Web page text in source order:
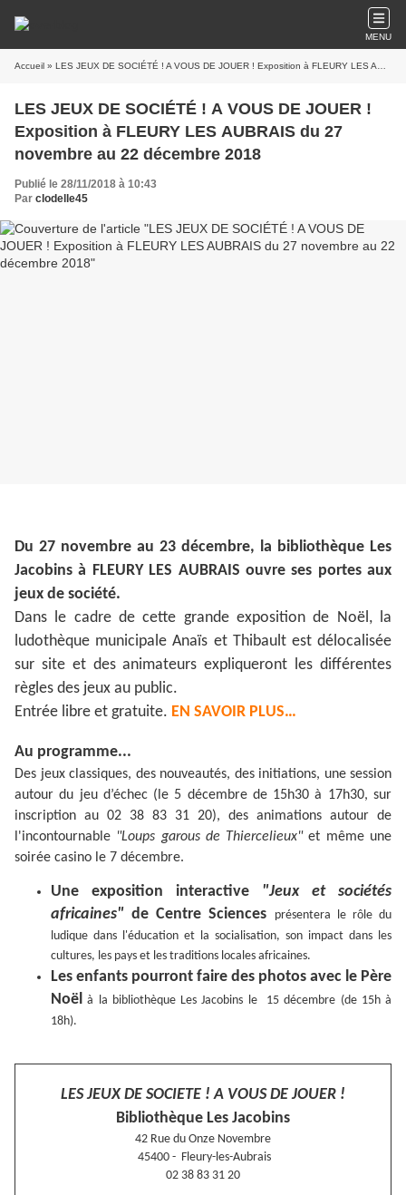
MENU
Accueil » LES JEUX DE SOCIÉTÉ ! A VOUS DE JOUER ! Exposition à FLEURY LES AUBRAIS du 27 novembre au 22 décembre 2018
LES JEUX DE SOCIÉTÉ ! A VOUS DE JOUER !
Exposition à FLEURY LES AUBRAIS du 27
novembre au 22 décembre 2018
Publié le 28/11/2018 à 10:43
Par clodelle45
Du 27 novembre au 23 décembre, la bibliothèque Les
Jacobins à FLEURY LES AUBRAIS ouvre ses portes aux
jeux de société.
Dans le cadre de cette grande exposition de Noël, la
ludothèque municipale Anaïs et Thibault est délocalisée
sur site et des animateurs expliqueront les différentes
règles des jeux au public.
Entrée libre et gratuite. EN SAVOIR PLUS…
Au programme...
Des jeux classiques, des nouveautés, des initiations, une session
autour du jeu d’échec (le 5 décembre de 15h30 à 17h30, sur
inscription au 02 38 83 31 20), des animations autour de
l'incontournable "Loups garous de Thiercelieux" et même une
soirée casino le 7 décembre.
Une exposition interactive "Jeux et sociétés
africaines" de Centre Sciences
présentera le rôle du
ludique dans l'éducation et la socialisation, son impact dans les
cultures, les pays et les traditions locales africaines.
Les enfants pourront faire des photos avec le Père
Noël à la bibliothèque Les Jacobins le 15 décembre (de 15h à
18h).
LES JEUX DE SOCIETE ! A VOUS DE JOUER !
Bibliothèque Les Jacobins
42 Rue du Onze Novembre
45400 - Fleury-les-Aubrais
02 38 83 31 20